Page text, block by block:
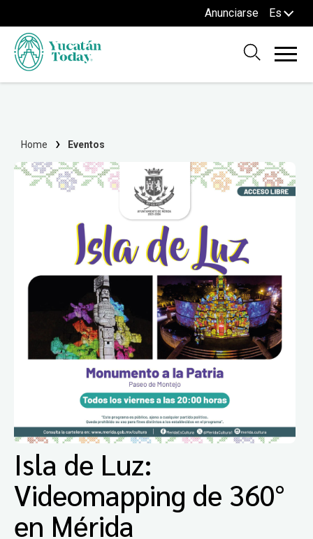
Anunciarse Es
Home Eventos
Isla de Luz:
Videomapping de 360°
en Mérida